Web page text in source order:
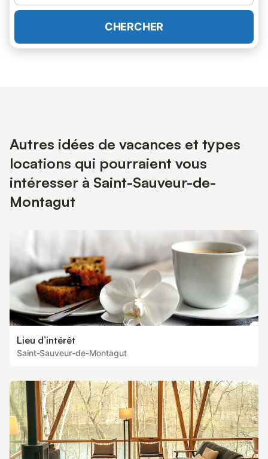
CHERCHER
Autres idées de vacances et types
locations qui pourraient vous
intéresser à Saint-Sauveur-de-
Montagut
Lieu d’intérêt
Saint-Sauveur-de-Montagut